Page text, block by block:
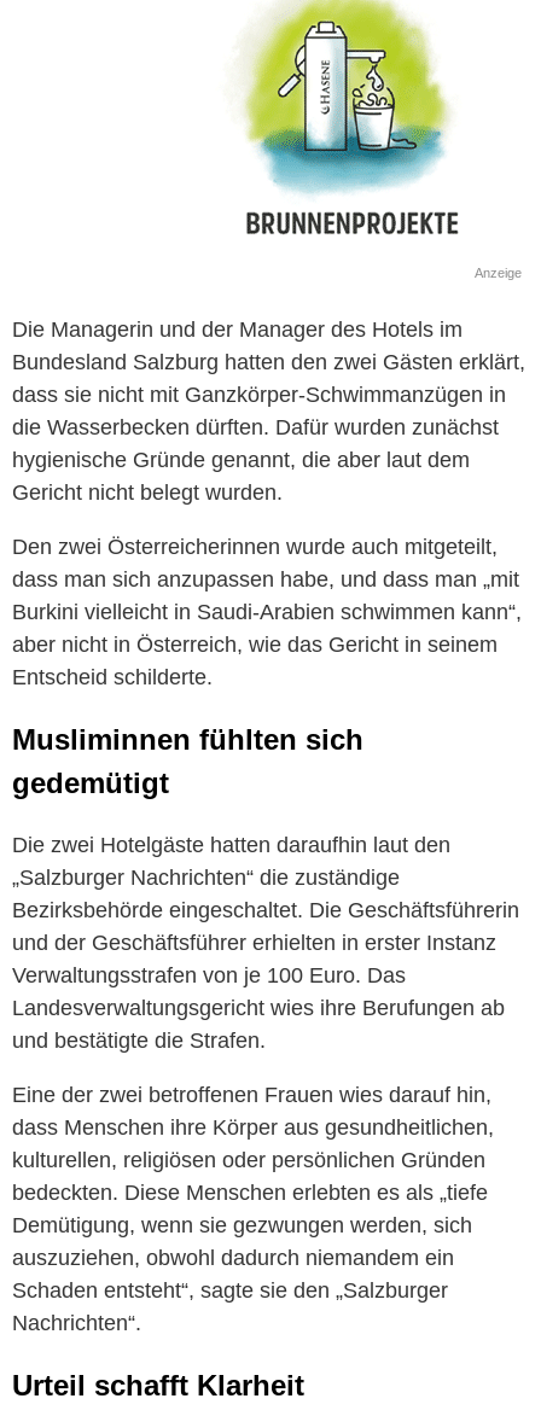
Anzeige
Die Managerin und der Manager des Hotels im
Bundesland Salzburg hatten den zwei Gästen erklärt,
dass sie nicht mit Ganzkörper-Schwimmanzügen in
die Wasserbecken dürften. Dafür wurden zunächst
hygienische Gründe genannt, die aber laut dem
Gericht nicht belegt wurden.
Den zwei Österreicherinnen wurde auch mitgeteilt,
dass man sich anzupassen habe, und dass man „mit
Burkini vielleicht in Saudi-Arabien schwimmen kann“,
aber nicht in Österreich, wie das Gericht in seinem
Entscheid schilderte.
Musliminnen fühlten sich
gedemütigt
Die zwei Hotelgäste hatten daraufhin laut den
„Salzburger Nachrichten“ die zuständige
Bezirksbehörde eingeschaltet. Die Geschäftsführerin
und der Geschäftsführer erhielten in erster Instanz
Verwaltungsstrafen von je 100 Euro. Das
Landesverwaltungsgericht wies ihre Berufungen ab
und bestätigte die Strafen.
Eine der zwei betroffenen Frauen wies darauf hin,
dass Menschen ihre Körper aus gesundheitlichen,
kulturellen, religiösen oder persönlichen Gründen
bedeckten. Diese Menschen erlebten es als „tiefe
Demütigung, wenn sie gezwungen werden, sich
auszuziehen, obwohl dadurch niemandem ein
Schaden entsteht“, sagte sie den „Salzburger
Nachrichten“.
Urteil schafft Klarheit